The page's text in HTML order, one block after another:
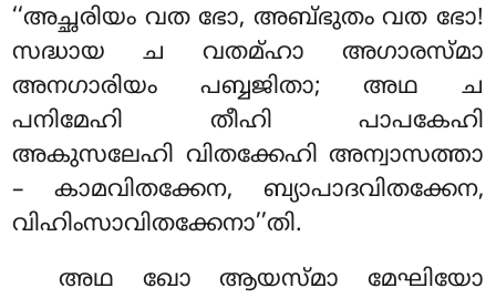
‘‘അച്ഛരിയം വത ഭോ, അബ്ഭുതം വത ഭോ!
സദ്ധായ ച വതമ്ഹാ അഗാരസ്മാ
അനഗാരിയം പബ്ബജിതാ; അഥ ച
പനിമേഹി തീഹി പാപകേഹി
അകുസലേഹി വിതക്കേഹി അന്വാസത്താ
– കാമവിതക്കേന, ബ്യാപാദവിതക്കേന,
വിഹിംസാവിതക്കേനാ’’തി.
അഥ ഖോ ആയസ്മാ മേഘിയോ